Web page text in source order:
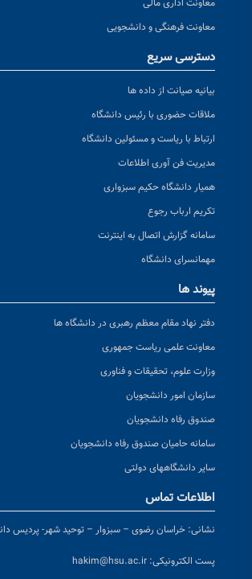
معاونت اداری مالی
معاونت فرهنگی و دانشجویی
دسترسی سریع
بیانیه صیانت از داده ها
ملاقات حضوری با رئیس دانشگاه
ارتباط با ریاست و مسئولین دانشگاه
مدیریت فن آوری اطلاعات
همیار دانشگاه حکیم سبزواری
تکریم ارباب رجوع
سامانه گزارش اتصال به اینترنت
مهمانسرای دانشگاه
پیوند ها
دفتر نهاد مقام معظم رهبری در دانشگاه ها
معاونت علمی ریاست جمهوری
وزارت علوم، تحقیقات و فناوری
سازمان امور دانشجویان
صندوق رفاه دانشجویان
سامانه حامیان صندوق رفاه دانشجویان
سایر دانشگاههای دولتی
اطلاعات تماس
نشانی: خراسان رضوی – سبزوار – توحید شهر- پردیس
پست الکترونیکی: hakim@hsu.ac.ir